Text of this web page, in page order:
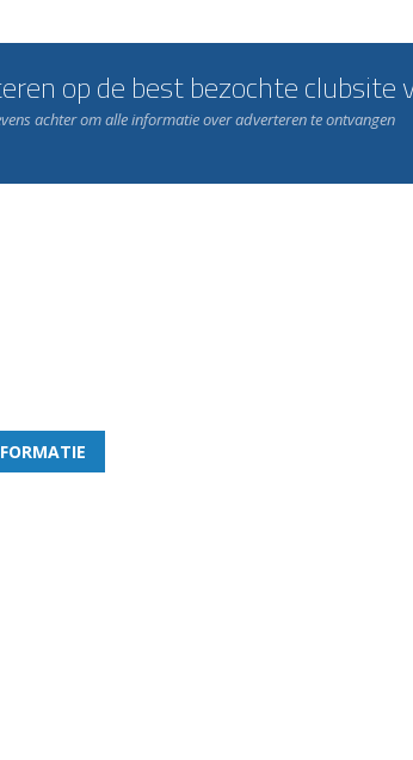
op de best bezochte clubsite
achter om alle informatie over adverteren te ontvangen